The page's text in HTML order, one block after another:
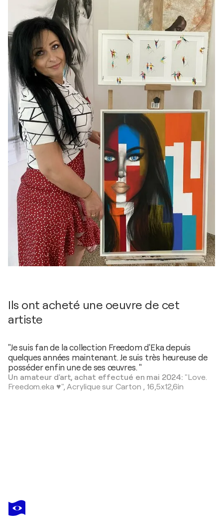
Ils ont acheté une oeuvre de cet
artiste
"Je suis fan de la collection Freedom d'Eka depuis
quelques années maintenant. Je suis très heureuse de
posséder enfin une de ses œuvres. "
Un amateur d'art, achat effectué en mai 2024: "Love.
Freedom.eka ♥️",Acrylique sur Carton ,16,5x12,6in
EKA
PERADZE